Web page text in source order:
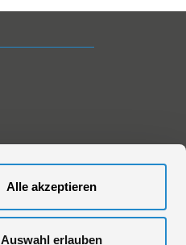
Alle akzeptieren
Auswahl erlauben